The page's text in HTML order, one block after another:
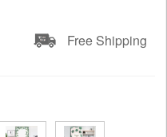
Free Shipping